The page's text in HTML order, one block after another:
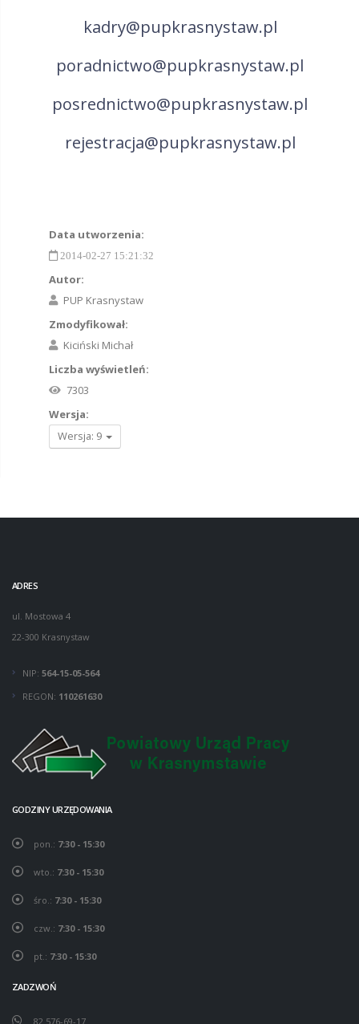
kadry@pupkrasnystaw.pl
poradnictwo@pupkrasnystaw.pl
posrednictwo@pupkrasnystaw.pl
rejestracja@pupkrasnystaw.pl
Data utworzenia:
2014-02-27 15:21:32
Autor:
PUP Krasnystaw
Zmodyfikował:
Kiciński Michał
Liczba wyświetleń:
7303
Wersja:
Wersja: 9
ADRES
ul. Mostowa 4
22-300 Krasnystaw
NIP: 564-15-05-564
REGON: 110261630
GODZINY URZĘDOWANIA
pon.: 7:30 - 15:30
wto.: 7:30 - 15:30
śro.: 7:30 - 15:30
czw.: 7:30 - 15:30
pt.: 7:30 - 15:30
ZADZWOŃ
82 576-69-17